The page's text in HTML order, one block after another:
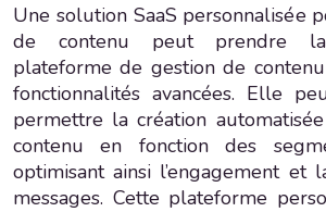
Une solution SaaS personnalisée
de contenu peut prendre
plateforme de gestion de
fonctionnalités avancées. Elle
permettre la création
contenu en fonction des
optimisant ainsi l’engagement et
messages. Cette plateforme